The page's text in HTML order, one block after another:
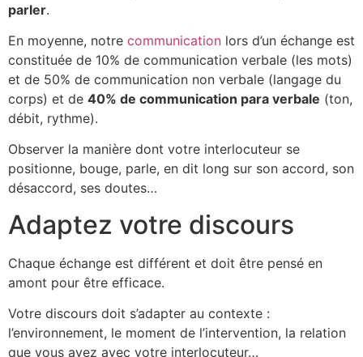
parler.
En moyenne, notre communication lors d’un échange est
constituée de 10% de communication verbale (les mots)
et de 50% de communication non verbale (langage du
corps) et de 40% de communication para verbale (ton,
débit, rythme).
Observer la manière dont votre interlocuteur se
positionne, bouge, parle, en dit long sur son accord, son
désaccord, ses doutes…
Adaptez votre discours
Chaque échange est différent et doit être pensé en
amont pour être efficace.
Votre discours doit s’adapter au contexte :
l’environnement, le moment de l’intervention, la relation
que vous avez avec votre interlocuteur…